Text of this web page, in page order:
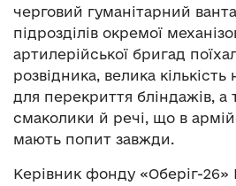
черговий гуманітарний
підрозділів окремої
артилерійської бригад
розвідника, велика кількість
для перекриття бліндажів, а
смаколики й речі, що в
мають попит завжди.
Керівник фонду «Оберіг-26»